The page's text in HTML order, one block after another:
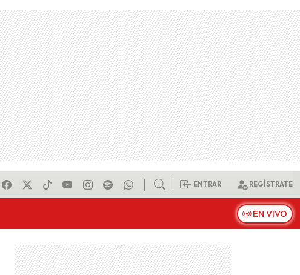
ENTRAR REGÍSTRATE
EN VIVO